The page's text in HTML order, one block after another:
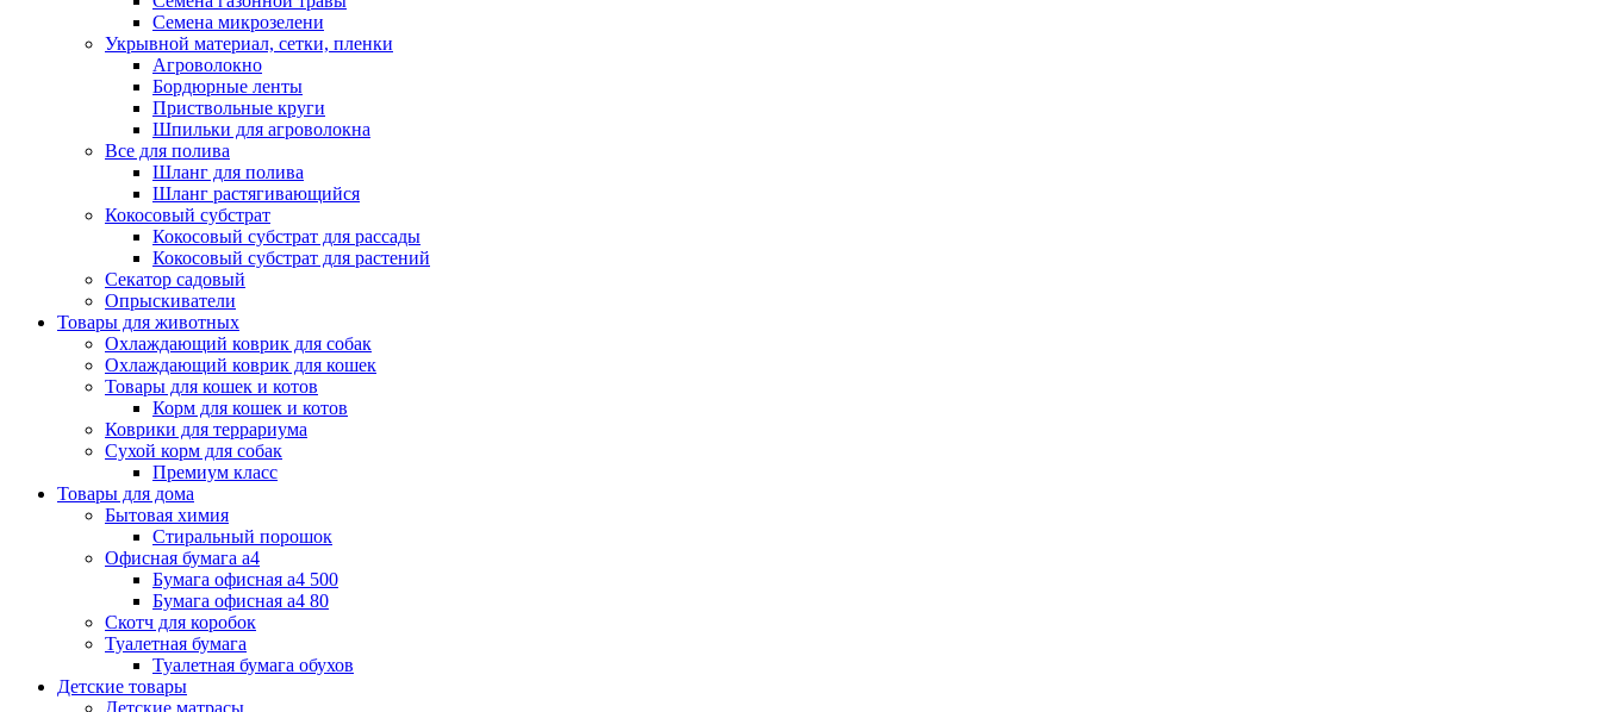
Семена микрозелени
Укрывной материал, сетки, пленки
Агроволокно
Бордюрные ленты
Приствольные круги
Шпильки для агроволокна
Все для полива
Шланг для полива
Шланг растягивающийся
Кокосовый субстрат
Кокосовый субстрат для рассады
Кокосовый субстрат для растений
Секатор садовый
Опрыскиватели
Товары для животных
Охлаждающий коврик для собак
Охлаждающий коврик для кошек
Товары для кошек и котов
Корм для кошек и котов
Коврики для террариума
Сухой корм для собак
Премиум класс
Товары для дома
Бытовая химия
Стиральный порошок
Офисная бумага а4
Бумага офисная а4 500
Бумага офисная а4 80
Скотч для коробок
Туалетная бумага
Туалетная бумага обухов
Детские товары
Детские матрасы